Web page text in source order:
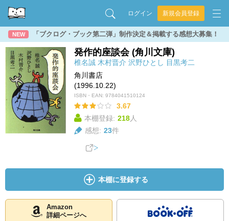
ログイン 新規会員登録
NEW 「ブクログ・ブック第二弾」制作決定＆掲載する感想大募集！
発作的座談会 (角川文庫)
椎名誠 木村晋介 沢野ひとし 目黒考二
角川書店
(1996.10.22)
ISBN・EAN: 9784041510124
3.67
本棚登録: 218人
感想: 23件
本棚に登録する
Amazon
詳細ページへ